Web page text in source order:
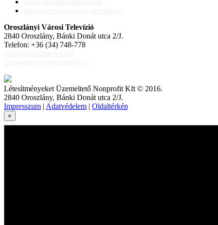
Oroszlányi Városi Televízió
2840 Oroszlány, Bánki Donát utca 2/J.
Telefon: +36 (34) 748-778
Létesítményeket Üzemeltető Nonprofit Kft © 2016.
2840 Oroszlány, Bánki Donát utca 2/J.
Impresszum | Adatvédelem | Oldaltérkép
×